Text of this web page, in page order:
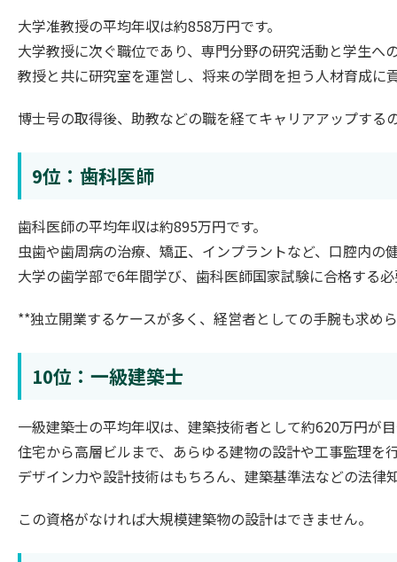
大学准教授の平均年収は約858万円です。
大学教授に次ぐ職位であり、専門分野の研究活動と学生へ
教授と共に研究室を運営し、将来の学問を担う人材育成に
博士号の取得後、助教などの職を経てキャリアアップする
9位：歯科医師
歯科医師の平均年収は約895万円です。
虫歯や歯周病の治療、矯正、インプラントなど、口腔内の
大学の歯学部で6年間学び、歯科医師国家試験に合格する
**独立開業するケースが多く、経営者としての手腕も求め
10位：一級建築士
一級建築士の平均年収は、建築技術者として約620万円が
住宅から高層ビルまで、あらゆる建物の設計や工事監理を
デザイン力や設計技術はもちろん、建築基準法などの法
この資格がなければ大規模建築物の設計はできません。